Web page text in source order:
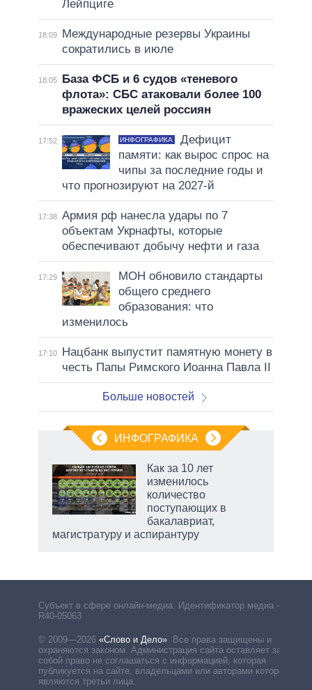
Лейпциге
18:09
Международные резервы Украины
сократились в июле
18:05
База ФСБ и 6 судов «теневого
флота»: СБС атаковали более 100
вражеских целей россиян
17:52 ИНФОГРАФИКА
Дефицит
памяти: как вырос спрос на
чипы за последние годы и
что прогнозируют на 2027-й
17:38 Армия рф нанесла удары по 7
объектам Укрнафты, которые
обеспечивают добычу нефти и газа
17:29
МОН обновило стандарты
общего среднего
образования: что
изменилось
17:10
Нацбанк выпустит памятную монету в
честь Папы Римского Иоанна Павла II
Больше новостей
ИНФОГРАФИКА
Как за 10 лет
изменилось
количество
поступающих в
бакалавриат,
магистратуру и аспирантуру
Субъект в сфере онлайн-медиа. Идентификатор медиа –
R40-05063
© 2009—2026 «Слово и Дело». Все права защищены и
охраняются законом. Администрация сайта оставляет за
собой право не соглашаться с информацией, которая
публикуется на сайте, владельцами или авторами которой
являются третьи лица.